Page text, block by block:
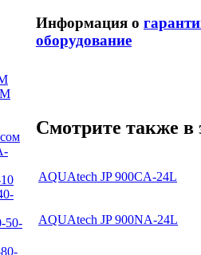
50-
Информация о
оборудование
Смотрите также в
AQUAtech JP 900CA-24L
AQUAtech JP 900NA-24L